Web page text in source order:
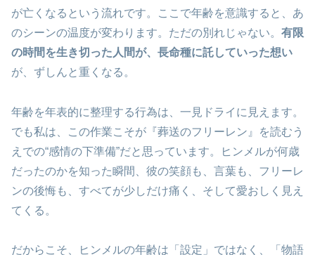
が亡くなるという流れです。ここで年齢を意識すると、あ
のシーンの温度が変わります。ただの別れじゃない。 有限
の時間を生き切った人間が、長命種に託していった想い
が、ずしんと重くなる。
年齢を年表的に整理する行為は、一見ドライに見えます。
でも私は、この作業こそが『葬送のフリーレン』を読むう
えでの“感情の下準備”だと思っています。ヒンメルが何歳
だったのかを知った瞬間、彼の笑顔も、言葉も、フリーレ
ンの後悔も、すべてが少しだけ痛く、そして愛おしく見え
てくる。
だからこそ、ヒンメルの年齢は「設定」ではなく、「物語